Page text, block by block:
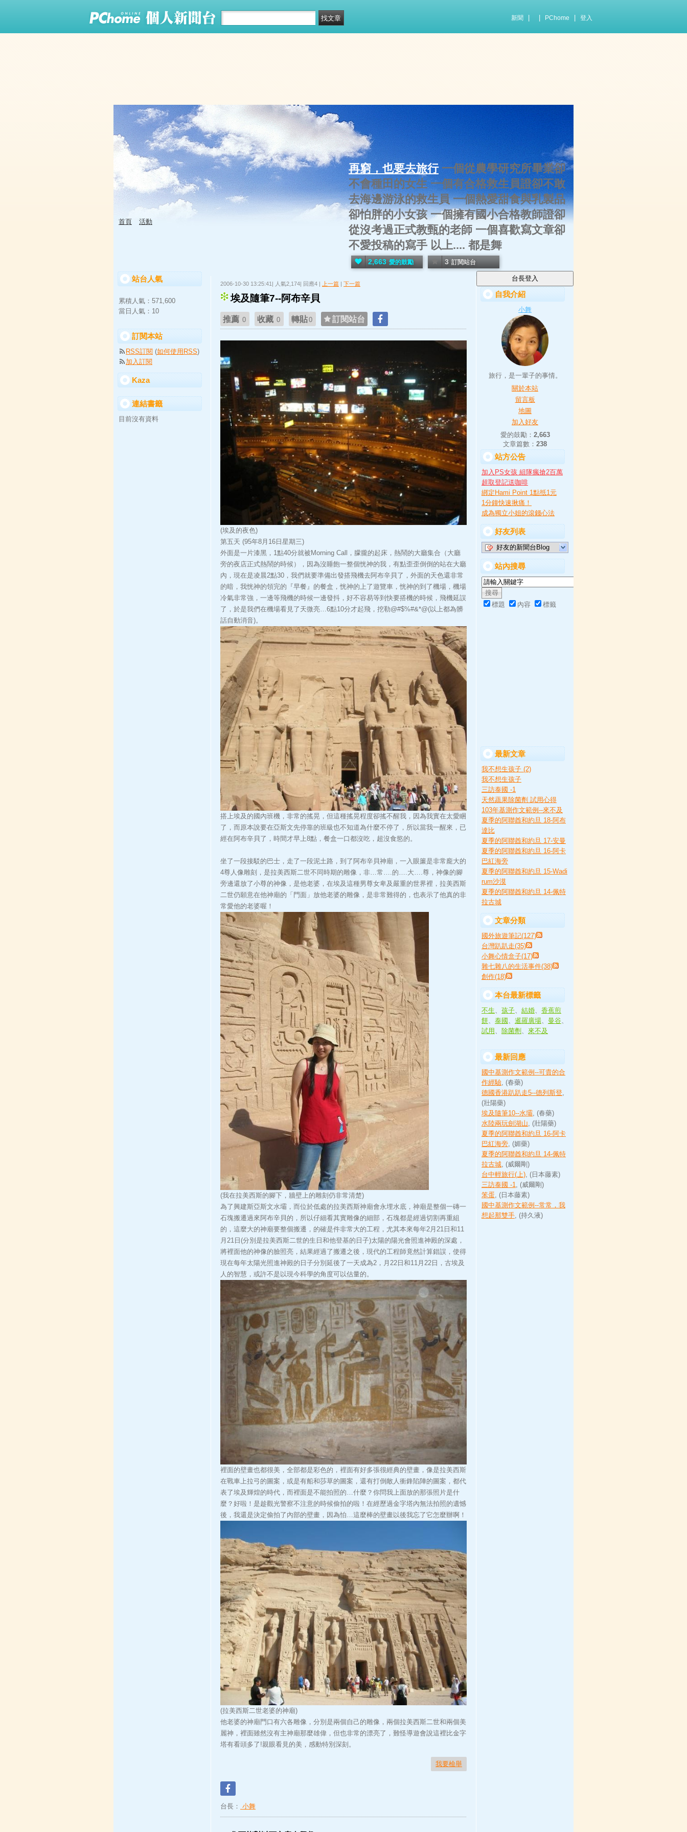
新聞 PChome 登入
再窮，也要去旅行 一個從農學研究所畢業卻
不會種田的女生 一個有合格救生員證卻不敢
去海邊游泳的救生員 一個熱愛甜食與乳製品
卻怕胖的小女孩 一個擁有國小合格教師證卻
從沒考過正式教甄的老師 一個喜歡寫文章卻
不愛投稿的寫手 以上.... 都是舞
2,663 愛的鼓勵 3 訂閱站台
首頁 活動
2006-10-30 13:25:41| 人氣2,174| 回應4 | 上一篇 | 下一篇
埃及隨筆7--阿布辛貝
推薦 0 收藏 0 轉貼0 訂閱站台
(埃及的夜色)
第五天 (95年8月16日星期三)
外面是一片漆黑，1點40分就被Morning Call，朦朧的起床，熱鬧的大廳集合（大廳
旁的夜店正式熱鬧的時候），因為沒睡飽一整個恍神的我，有點歪歪倒倒的站在大廳
內，現在是凌晨2點30，我們就要準備出發搭飛機去阿布辛貝了，外面的天色還非常
的暗，我恍神的領完的『早餐』的餐盒，恍神的上了遊覽車，恍神的到了機場，機場
冷氣非常強，一邊等飛機的時候一邊發抖，好不容易等到快要搭機的時候，飛機延誤
了，於是我們在機場看見了天微亮…6點10分才起飛，挖勒@#$%#&*@(以上都為髒
話自動消音)。
搭上埃及的國內班機，非常的搖晃，但這種搖晃程度卻搖不醒我，因為我實在太愛睏
了，而原本說要在亞斯文先停靠的班級也不知道為什麼不停了，所以當我一醒來，已
經在阿布辛貝了，時間才早上8點，餐盒一口都沒吃，超沒食慾的。
坐了一段接駁的巴士，走了一段泥土路，到了阿布辛貝神廟，一入眼簾是非常龐大的
4尊人像雕刻，是拉美西斯二世不同時期的雕像，非…常….的….大….尊，神像的腳
旁邊還放了小尊的神像，是他老婆，在埃及這種男尊女卑及嚴重的世界裡，拉美西斯
二世仍願意在他神廟的「門面」放他老婆的雕像，是非常難得的，也表示了他真的非
常愛他的老婆喔！
(我在拉美西斯的腳下，牆壁上的雕刻仍非常清楚)
為了興建斯亞斯文水壩，而位於低處的拉美西斯神廟會永埋水底，神廟是整個一磚一
石塊搬遷過來阿布辛貝的，所以仔細看其實雕像的細部，石塊都是經過切割再重組
的，這麼大的神廟要整個搬遷，的確是件非常大的工程，尤其本來每年2月21日和11
月21日(分別是拉美西斯二世的生日和他登基的日子)太陽的陽光會照進神殿的深處，
將裡面他的神像的臉照亮，結果經過了搬遷之後，現代的工程師竟然計算錯誤，使得
現在每年太陽光照進神殿的日子分別延後了一天成為2，月22日和11月22日，古埃及
人的智慧，或許不是以現今科學的角度可以估量的。
裡面的壁畫也都很美，全部都是彩色的，裡面有好多張很經典的壁畫，像是拉美西斯
在戰車上拉弓的圖案，或是有船和莎草的圖案，還有打倒敵人衝鋒陷陣的圖案，都代
表了埃及輝煌的時代，而裡面是不能拍照的…什麼？你問我上面放的那張照片是什
麼？好啦！是趁觀光警察不注意的時候偷拍的啦！在經歷過金字塔內無法拍照的遺憾
後，我還是決定偷拍了內部的壁畫，因為怕…這麼棒的壁畫以後我忘了它怎麼辦啊！
(拉美西斯二世老婆的神廟)
他老婆的神廟門口有六各雕像，分別是兩個自己的雕像，兩個拉美西斯二世和兩個美
麗神，裡面雖然沒有主神廟那麼雄偉，但也非常的漂亮了，難怪導遊會說這裡比金字
塔有看頭多了!親眼看見的美，感動特別深刻。
我要檢舉
台長： 小舞
自我介紹
小舞
旅行，是一輩子的事情。
關於本站
留言板
地圖
加入好友
愛的鼓勵： 2,663
文章篇數： 238
站方公告
加入PS女孩 組隊瘋搶2百萬
超取登記送咖啡
綁定Hami Point 1點抵1元
1分鐘快速揪痛！
成為獨立小姐的滾錢心法
好友列表
好友的新聞台Blog
站內搜尋
標題 內容 標籤
最新文章
我不想生孩子 (2)
我不想生孩子
三訪泰國 -1
天然蔬果除菌劑 試用心得
103年基測作文範例--來不及
夏季的阿聯酋和約旦 18-阿布
達比
夏季的阿聯酋和約旦 17-安曼
夏季的阿聯酋和約旦 16-阿卡
巴紅海旁
夏季的阿聯酋和約旦 15-Wadi
rum沙漠
夏季的阿聯酋和約旦 14-佩特
拉古城
文章分類
國外旅遊筆記(127)
台灣趴趴走(35)
小舞心情盒子(17)
雜七雜八的生活事件(38)
創作(18)
本台最新標籤
不生、 孩子、 結婚、 香蕉煎
餅、 泰國 、 暹羅廣場、 曼谷、
試用 、 除菌劑 、 來不及
最新回應
國中基測作文範例--可貴的合
作經驗, (春藥)
德國香港趴趴走5--德列斯登,
(壯陽藥)
埃及隨筆10--水壩, (春藥)
水陸兩玩劍湖山, (壯陽藥)
夏季的阿聯酋和約旦 16-阿卡
巴紅海旁, (媚藥)
夏季的阿聯酋和約旦 14-佩特
拉古城, (威爾剛)
台中輕旅行(上), (日本藤素)
三訪泰國 -1, (威爾剛)
笨蛋, (日本藤素)
國中基測作文範例--常常，我
想起那雙手, (持久液)
站台人氣
累積人氣： 571,600
當日人氣： 10
訂閱本站
RSS訂閱 (如何使用RSS)
加入訂閱
Kaza
連結書籤
目前沒有資料